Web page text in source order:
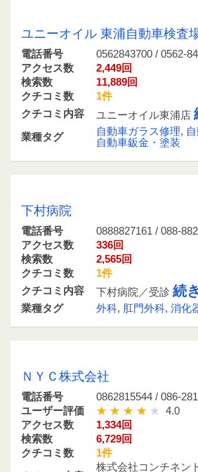
ユニーオイル 東浦自動車検査
電話番号
0562843700 / 0562-
アクセス数
2,449回
検索数
11,889回
クチコミ数
1件
クチコミ内容
ユニーオイル東浦店
業種タグ 自動車ガラス修理,
自動車鈑金・塗装
下村病院
電話番号
0888827161 / 088-
アクセス数
336回
検索数
2,565回
クチコミ数
1件
クチコミ内容
下村病院／受診 続
業種タグ 外科, 肛門外科, 消化
ＮＹＣ株式会社
電話番号
0862815544 / 086-
ユーザー評価
4.0
アクセス数
1,334回
検索数
6,729回
クチコミ数
1件
株式会社コンチネン